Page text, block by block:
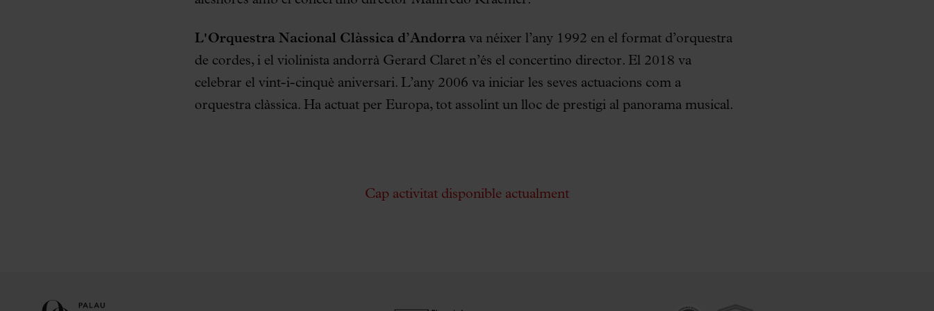
L'Orquestra Nacional Clàssica d’Andorra va néixer l’any 1992 en el format d’orquestra
de cordes, i el violinista andorrà Gerard Claret n’és el concertino director. El 2018 va
celebrar el vint-i-cinquè aniversari. L’any 2006 va iniciar les seves actuacions com a
orquestra clàssica. Ha actuat per Europa, tot assolint un lloc de prestigi al panorama musical.
Cap activitat disponible actualment